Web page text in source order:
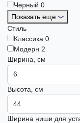
Черный 0
Показать еще
Стиль
Классика 0
Модерн 2
Ширина, см
Высота, см
Ширина ниши для